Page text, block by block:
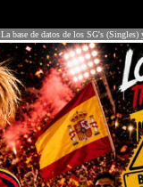
La base de datos de los SG's